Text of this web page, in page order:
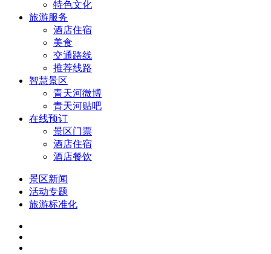
特色文化
旅游服务
酒店住宿
美食
交通路线
推荐线路
智慧景区
青天河微博
青天河贴吧
在线预订
景区门票
酒店住宿
酒店餐饮
景区新闻
活动专题
旅游标准化